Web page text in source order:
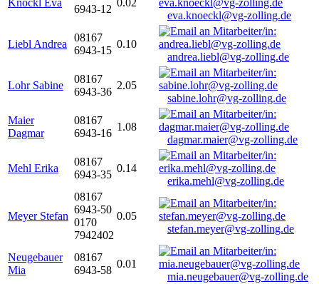
Knöckl Eva
6943-12
0.02
eva.knoeckl@vg-zolling.de
Liebl Andrea
08167
6943-15
0.10
andrea.liebl@vg-zolling.de
Lohr Sabine
08167
6943-36
2.05
sabine.lohr@vg-zolling.de
Maier
Dagmar
08167
6943-16
1.08
dagmar.maier@vg-zolling.de
Mehl Erika
08167
6943-35
0.14
erika.mehl@vg-zolling.de
Meyer Stefan
08167
6943-50
0170
7942402
0.05
stefan.meyer@vg-zolling.de
Neugebauer
Mia
08167
6943-58
0.01
mia.neugebauer@vg-zolling.de